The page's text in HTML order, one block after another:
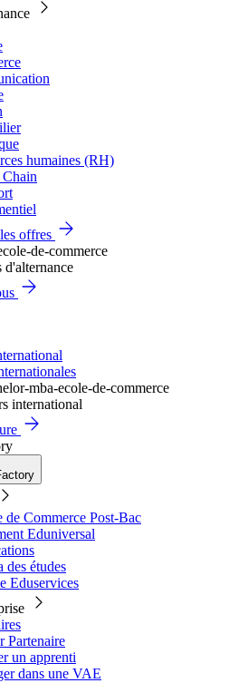
humaines (RH)
offres
d'alternance
international
de Commerce Post-Bac
Eduniversal
des études
Eduservices
Partenaire
un apprenti
dans une VAE